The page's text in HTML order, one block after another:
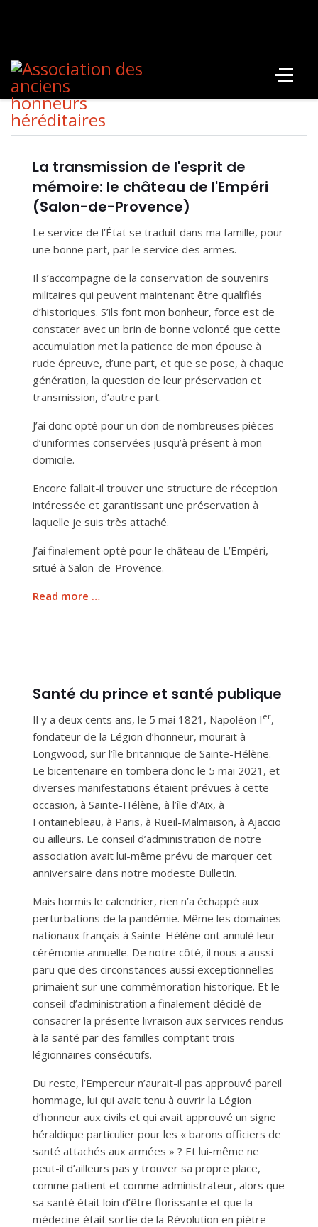
La transmission de l'esprit de
mémoire: le château de l'Empéri
(Salon-de-Provence)
Le service de l’État se traduit dans ma famille, pour
une bonne part, par le service des armes.
Il s’accompagne de la conservation de souvenirs
militaires qui peuvent maintenant être qualifiés
d’historiques. S’ils font mon bonheur, force est de
constater avec un brin de bonne volonté que cette
accumulation met la patience de mon épouse à
rude épreuve, d’une part, et que se pose, à chaque
génération, la question de leur préservation et
transmission, d’autre part.
J’ai donc opté pour un don de nombreuses pièces
d’uniformes conservées jusqu’à présent à mon
domicile.
Encore fallait-il trouver une structure de réception
intéressée et garantissant une préservation à
laquelle je suis très attaché.
J’ai finalement opté pour le château de L’Empéri,
situé à Salon-de-Provence.
Read more …
Santé du prince et santé publique
Il y a deux cents ans, le 5 mai 1821, Napoléon I er,
fondateur de la Légion d’honneur, mourait à
Longwood, sur l’île britannique de Sainte-Hélène.
Le bicentenaire en tombera donc le 5 mai 2021, et
diverses manifestations étaient prévues à cette
occasion, à Sainte-Hélène, à l’île d’Aix, à
Fontainebleau, à Paris, à Rueil-Malmaison, à Ajaccio
ou ailleurs. Le conseil d’administration de notre
association avait lui-même prévu de marquer cet
anniversaire dans notre modeste Bulletin.
Mais hormis le calendrier, rien n’a échappé aux
perturbations de la pandémie. Même les domaines
nationaux français à Sainte-Hélène ont annulé leur
cérémonie annuelle. De notre côté, il nous a aussi
paru que des circonstances aussi exceptionnelles
primaient sur une commémoration historique. Et le
conseil d’administration a finalement décidé de
consacrer la présente livraison aux services rendus
à la santé par des familles comptant trois
légionnaires consécutifs.
Du reste, l’Empereur n’aurait-il pas approuvé pareil
hommage, lui qui avait tenu à ouvrir la Légion
d’honneur aux civils et qui avait approuvé un signe
héraldique particulier pour les « barons officiers de
santé attachés aux armées » ? Et lui-même ne
peut-il d’ailleurs pas y trouver sa propre place,
comme patient et comme administrateur, alors que
sa santé était loin d’être florissante et que la
médecine était sortie de la Révolution en piètre